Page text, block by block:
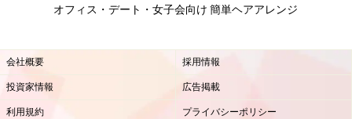
オフィス・デート・女子会向け 簡単ヘアアレンジ
会社概要 採用情報
投資家情報 広告掲載
利用規約 プライバシーポリシー